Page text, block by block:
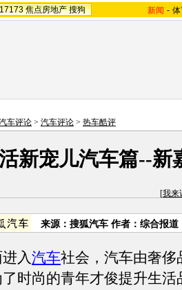
焦点房地产 搜狗 新闻 -
车评论 > 汽车评论 > 热车酷评
新宠儿汽车篇--新
[我来
来源： 搜狐汽车 作者：综合报道
入汽车社会，汽车由奢侈
时尚的青年才俊提升生活